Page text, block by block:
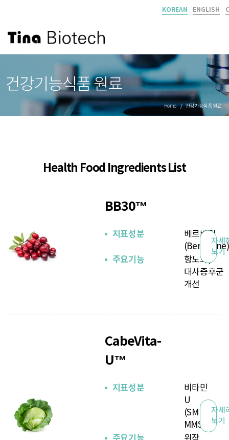
KOREAN ENGLISH
건강기능식품 원료
Home 건강기능식품 원료
Health Food Ingredients List
BB30™
지표성분
베르베린
(Berberine)
주요기능
항노화,
대사증후군
개선
자세
보기
CabeVita-
U™
지표성분
비타민
U
(SMM,
MMSC)
자세
보기